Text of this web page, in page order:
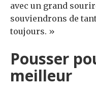
avec un grand
souviendrons de
toujours. »
Pousser
meilleur